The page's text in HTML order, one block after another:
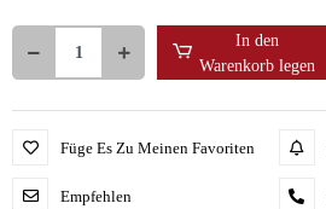
In den
Warenkorb legen
Füge Es Zu Meinen Favoriten
Empfehlen